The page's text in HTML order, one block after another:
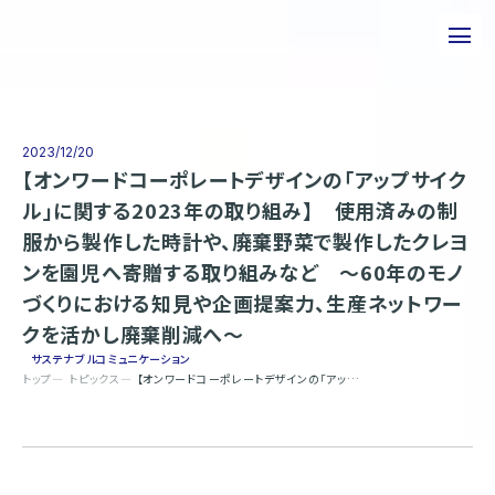
事業について
エピソード
実績紹介
トピックス
サステナビリティ
企業情報
トップ トピックス 【オンワードコーポレートデザインの「アップサイクル」に関する2023年の取り組み】 使用済みの制服から製作した時計や、廃棄野菜で製作したクレヨンを園児へ寄贈する取り組みなど 〜60年のモノづくりにおける知見や企画提案力、生産ネットワークを活かし廃棄削減へ〜
2023/12/20
【オンワードコーポレートデザインの「アップサイク
ル」に関する2023年の取り組み】 使用済みの制
服から製作した時計や、廃棄野菜で製作したクレヨ
ンを園児へ寄贈する取り組みなど 〜60年のモノ
づくりにおける知見や企画提案力、生産ネットワー
クを活かし廃棄削減へ〜
サステナブルコミュニケーション